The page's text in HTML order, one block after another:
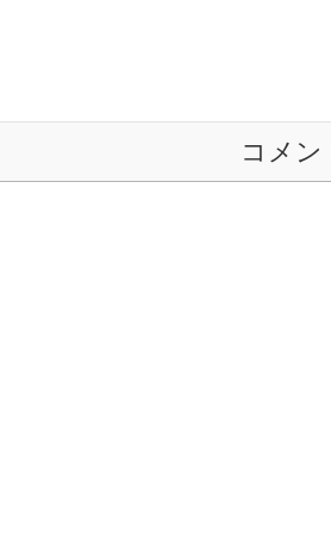
コメン